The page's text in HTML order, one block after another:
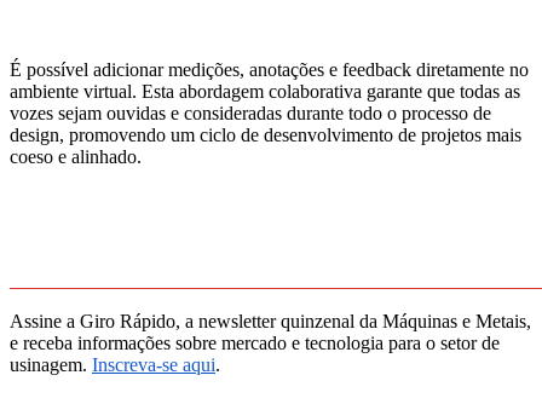
É possível adicionar medições, anotações e feedback diretamente no
ambiente virtual. Esta abordagem colaborativa garante que todas as
vozes sejam ouvidas e consideradas durante todo o processo de
design, promovendo um ciclo de desenvolvimento de projetos mais
coeso e alinhado.
Assine a Giro Rápido, a newsletter quinzenal da Máquinas e Metais,
e receba informações sobre mercado e tecnologia para o setor de
usinagem. Inscreva-se aqui.